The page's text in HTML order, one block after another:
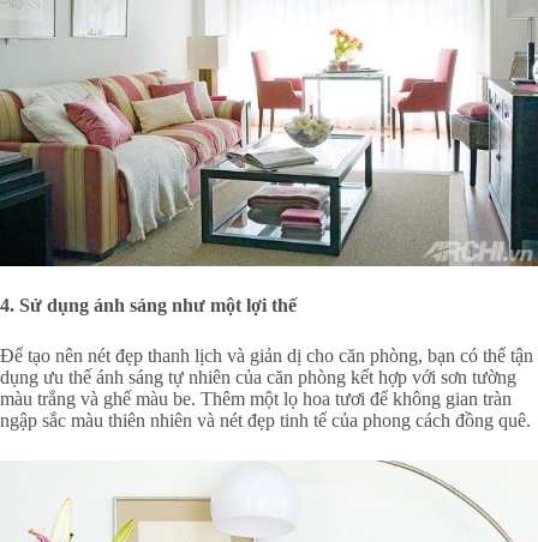
4. Sử dụng ánh sáng như một lợi thế
Để tạo nên nét đẹp thanh lịch và giản dị cho căn phòng, bạn có thể tận
dụng ưu thế ánh sáng tự nhiên của căn phòng kết hợp với sơn tường
màu trắng và ghế màu be. Thêm một lọ hoa tươi để không gian tràn
ngập sắc màu thiên nhiên và nét đẹp tinh tế của phong cách đồng quê.